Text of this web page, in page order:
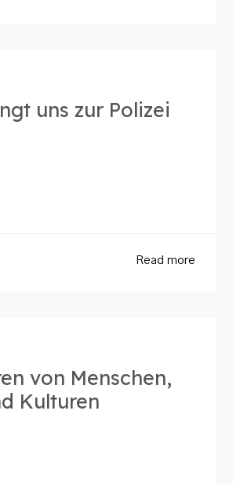
uns zur Polizei
Read more
von Menschen,
Kulturen